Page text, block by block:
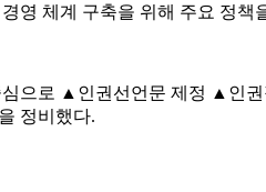
영 체계 구축을 위해 주요 정책
심으로 ▲인권선언문 제정 ▲
정비했다.